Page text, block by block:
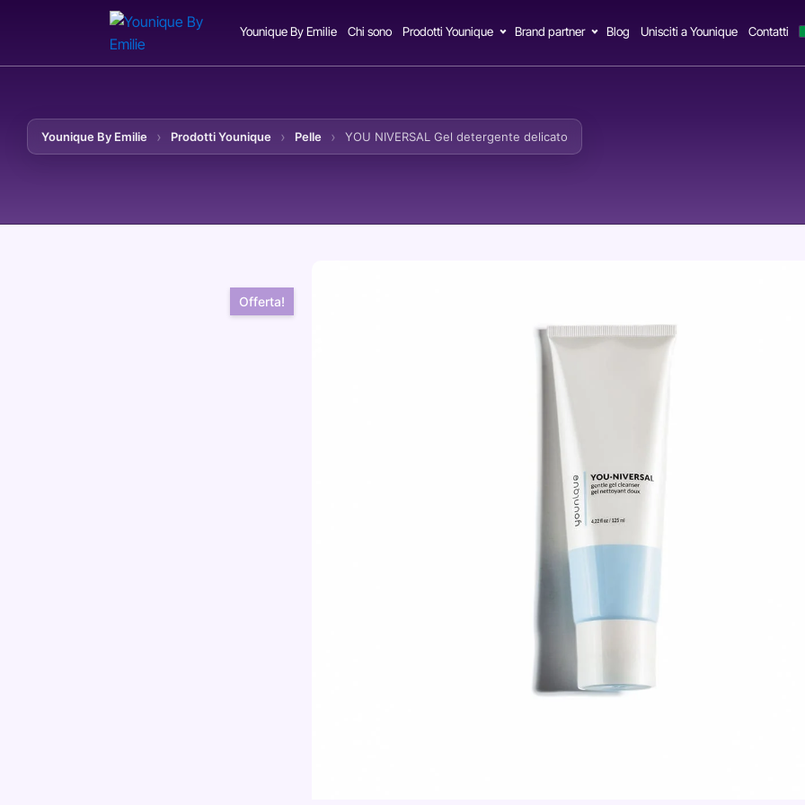
Younique By Emilie Chi sono Prodotti Younique Brand partner Blog Unisciti a Younique Contatti
Younique By Emilie Prodotti Younique Pelle YOU NIVERSAL Gel detergente delicato
Vai al contenuto
Offerta!